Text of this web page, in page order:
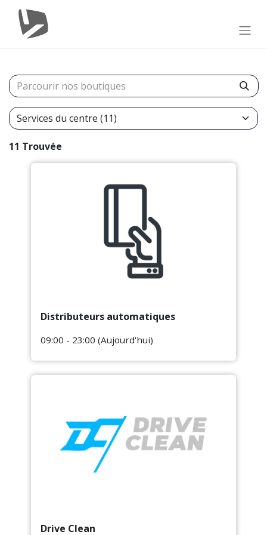
11 Trouvée
Distributeurs automatiques
09:00 - 23:00 (Aujourd'hui)
Drive Clean